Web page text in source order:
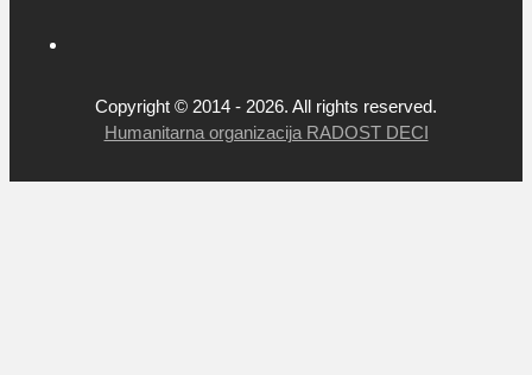
Copyright © 2014 - 2026. All rights reserved.
Humanitarna organizacija RADOST DECI